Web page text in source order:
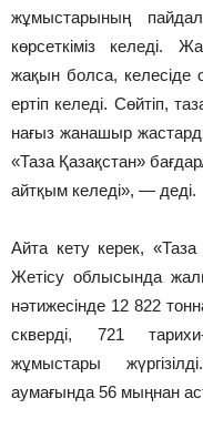
жұмыстарының
көрсеткіміз келеді.
жақын болса, келесіде
ертіп келеді. Сөйтіп,
нағыз жанашыр
«Таза Қазақстан»
айтқым келеді», — деді.
Айта кету керек,
Жетісу облысында
нәтижесінде 12 822
скверді, 721
жұмыстары
аумағында 56 мыңнан